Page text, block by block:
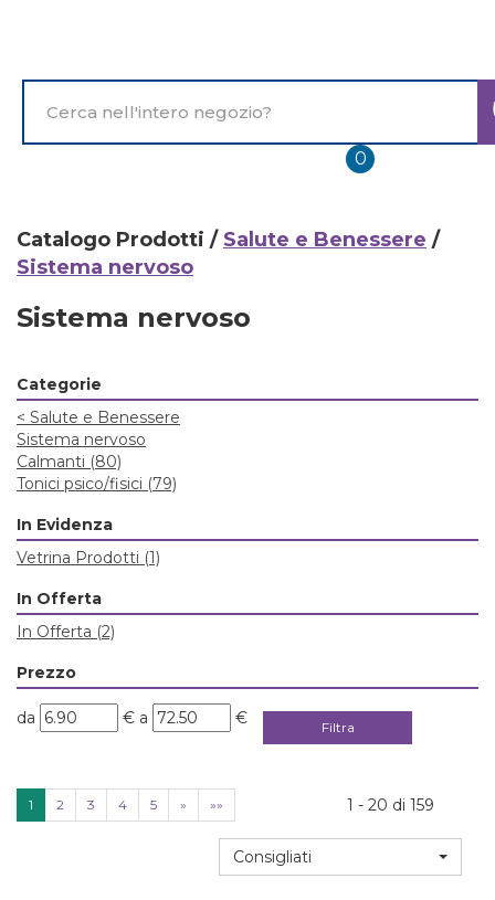
principale
Prodotto
0prodotti
inseriti
Catalogo Prodotti / Salute e Benessere /
Sistema nervoso
Sistema nervoso
Categorie
< Salute e Benessere
Sistema nervoso
Calmanti (80)
Tonici psico/fisici (79)
In Evidenza
Vetrina Prodotti (1)
In Offerta
In Offerta (2)
Prezzo
filtra
da
da €
filtra
a
a €
1 2 3 4 5 » »» 1 - 20 di 159
Consigliati